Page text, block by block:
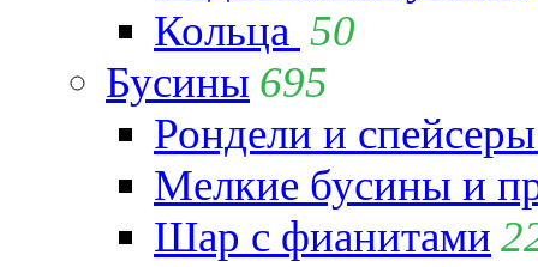
Кольца 50
Бусины 695
Рондели и
Мелкие бусины и
Шар с фианитами